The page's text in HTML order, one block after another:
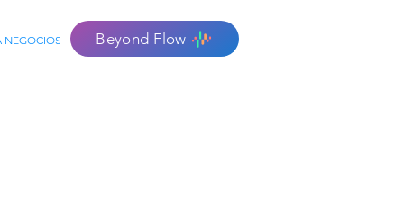
NEGOCIOS Beyond Flow